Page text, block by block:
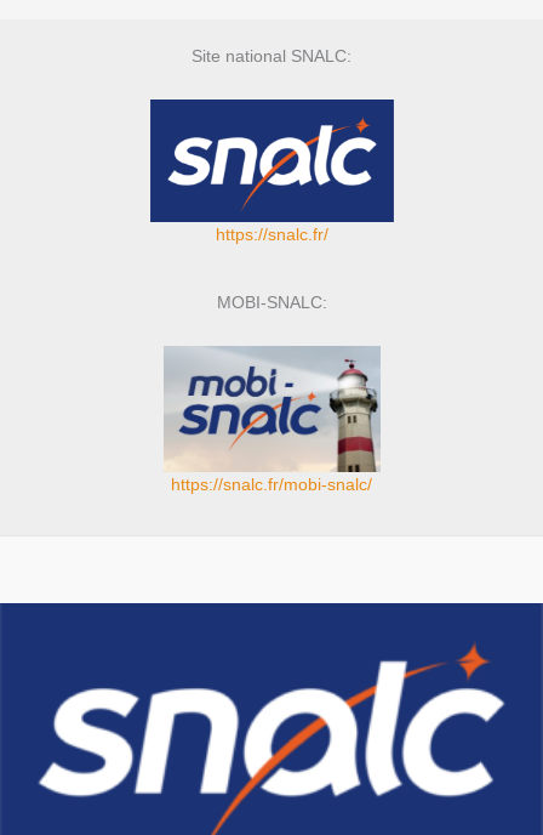
Site national SNALC:
https://snalc.fr/
MOBI-SNALC:
https://snalc.fr/mobi-snalc/